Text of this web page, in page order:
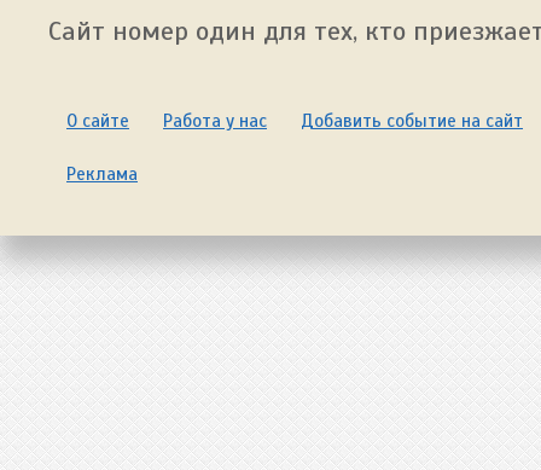
Сайт номер один для тех, кто
О сайте Работа у нас Добавить событие на сайт
Реклама